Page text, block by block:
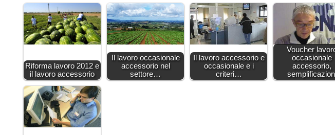
Riforma lavoro 2012 e
il lavoro accessorio
Il lavoro occasionale
accessorio nel
settore…
Il lavoro accessorio e
occasionale e i
criteri…
Voucher
occasionale
accessorio,